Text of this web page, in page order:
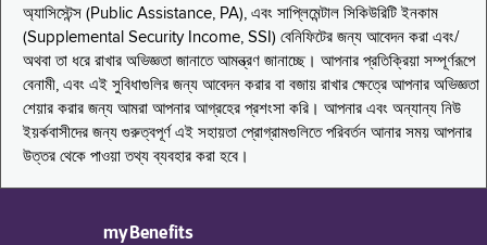
অ্যাসিস্টেন্স (Public Assistance, PA), এবং সাপ্লিমেন্টাল সিকিউরিটি ইনকাম
(Supplemental Security Income, SSI) বেনিফিটের জন্য আবেদন করা এবং/
অথবা তা ধরে রাখার অভিজ্ঞতা জানাতে আমন্ত্রণ জানাচ্ছে। আপনার প্রতিক্রিয়া সম্পূর্ণরূপে
বেনামী, এবং এই সুবিধাগুলির জন্য আবেদন করার বা বজায় রাখার ক্ষেত্রে আপনার অভিজ্ঞতা
শেয়ার করার জন্য আমরা আপনার আগ্রহের প্রশংসা করি। আপনার এবং অন্যান্য নিউ
ইয়র্কবাসীদের জন্য গুরুত্বপূর্ণ এই সহায়তা প্রোগ্রামগুলিতে পরিবর্তন আনার সময় আপনার
উত্তর থেকে পাওয়া তথ্য ব্যবহার করা হবে।
myBenefits